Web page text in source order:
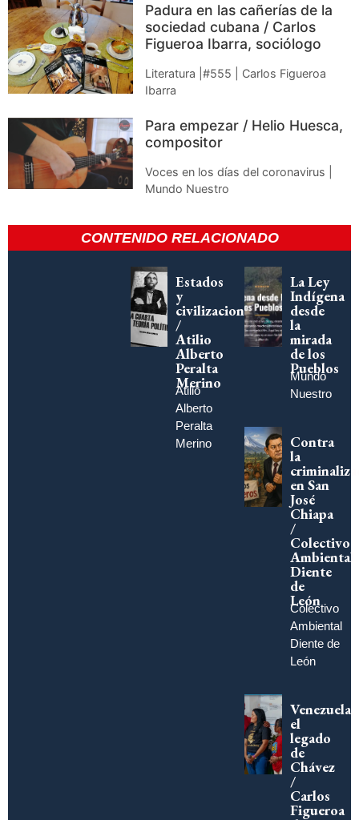
Padura en las cañerías de la
sociedad cubana / Carlos
Figueroa Ibarra, sociólogo
Literatura |#555 | Carlos Figueroa
Ibarra
Para empezar / Helio Huesca,
compositor
Voces en los días del coronavirus |
Mundo Nuestro
CONTENIDO RELACIONADO
Estados
y
civilizaciones
/
Atilio
Alberto
Peralta
Merino
Atilio
Alberto
Peralta
Merino
La Ley
Indígena
desde
la
mirada
de los
Pueblos
Mundo
Nuestro
Contra
la
en San
José
Chiapa
/
Colectivo
Ambiental
Diente
de
León
Colectivo
Ambiental
Diente de
León
Venezuela,
el
legado
de
Chávez
/
Carlos
Figueroa